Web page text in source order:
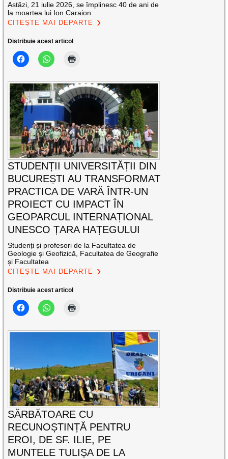
Astăzi, 21 iulie 2026, se împlinesc 40 de ani de
la moartea lui Ion Caraion
CITEȘTE MAI DEPARTE
Distribuie acest articol
STUDENȚII UNIVERSITĂȚII DIN
BUCUREȘTI AU TRANSFORMAT
PRACTICA DE VARĂ ÎNTR-UN
PROIECT CU IMPACT ÎN
GEOPARCUL INTERNAȚIONAL
UNESCO ȚARA HAȚEGULUI
Studenți și profesori de la Facultatea de
Geologie și Geofizică, Facultatea de Geografie
și Facultatea
CITEȘTE MAI DEPARTE
Distribuie acest articol
SĂRBĂTOARE CU
RECUNOȘTINȚĂ PENTRU
EROI, DE SF. ILIE, PE
MUNTELE TULIȘA DE LA